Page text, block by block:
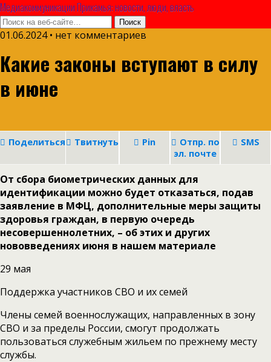
Медиакоммуникации Прикамья: новости, люди, власть
01.06.2024 • нет комментариев
Какие законы вступают в силу
в июне
Поделиться Твитнуть Pin
Отпр. по
эл. почте
SMS
От сбора биометрических данных для
идентификации можно будет отказаться, подав
заявление в МФЦ, дополнительные меры защиты
здоровья граждан, в первую очередь
несовершеннолетних, – об этих и других
нововведениях июня в нашем материале
29 мая
Поддержка участников СВО и их семей
Члены семей военнослужащих, направленных в зону
СВО и за пределы России, смогут продолжать
пользоваться служебным жильем по прежнему месту
службы.